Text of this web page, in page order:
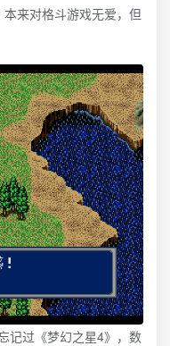
本来对格斗游戏无爱，但
过《梦幻之星4》，数